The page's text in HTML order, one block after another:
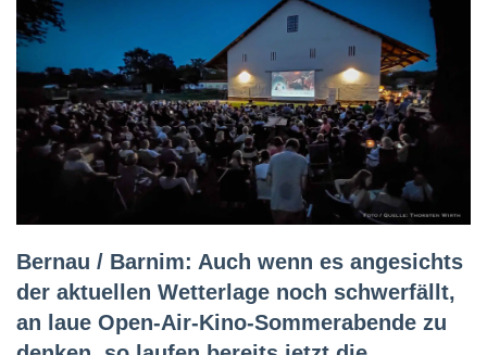
Bernau / Barnim: Auch wenn es angesichts
der aktuellen Wetterlage noch schwerfällt,
an laue Open-Air-Kino-Sommerabende zu